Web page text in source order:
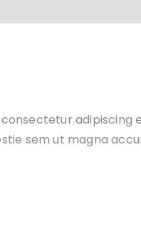
adipiscing
sem ut magna